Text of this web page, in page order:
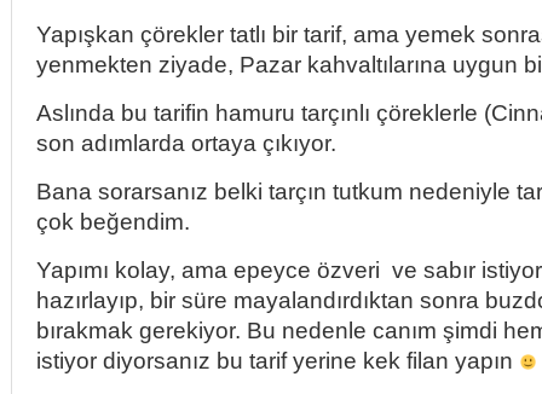
Yapışkan çörekler tatlı bir tarif, ama yemek
yenmekten ziyade, Pazar kahvaltılarına uygun
Aslında bu tarifin hamuru tarçınlı çöreklerle
son adımlarda ortaya çıkıyor.
Bana sorarsanız belki tarçın tutkum nedeniyle
çok beğendim.
Yapımı kolay, ama epeyce özveri ve sabır
hazırlayıp, bir süre mayalandırdıktan sonra
bırakmak gerekiyor. Bu nedenle canım şimdi
istiyor diyorsanız bu tarif yerine kek filan yapın